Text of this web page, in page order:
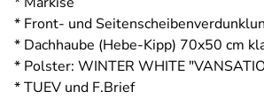
* Front- und
* Dachhaube (Hebe-Kipp) 70x50 cm
* Polster: WINTER WHITE
* TUEV und F.Brief